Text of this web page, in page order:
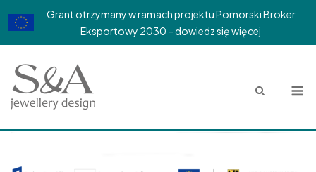
Grant otrzymany w ramach projektu Pomorski Broker
Eksportowy 2030 – dowiedz się więcej
content